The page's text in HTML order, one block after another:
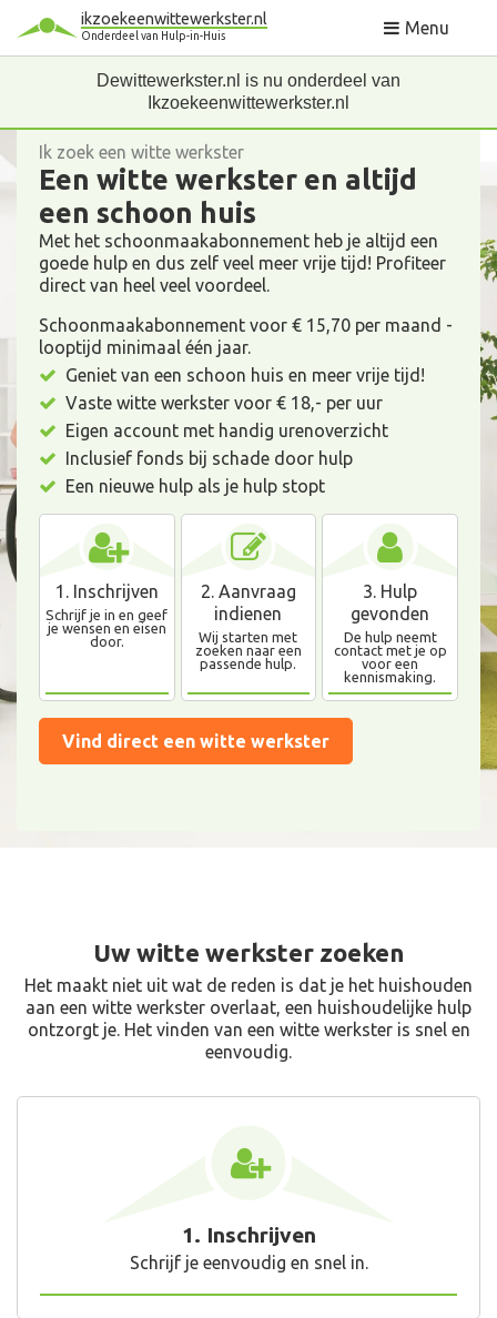
ikzoekeenwittewerkster.nl
Onderdeel van Hulp-in-Huis Menu
Dewittewerkster.nl is nu onderdeel van
Ikzoekeenwittewerkster.nl
Ik zoek een witte werkster
Een witte werkster en altijd
een schoon huis
Met het schoonmaakabonnement heb je altijd een
goede hulp en dus zelf veel meer vrije tijd! Profiteer
direct van heel veel voordeel.
Schoonmaakabonnement voor € 15,70 per maand -
looptijd minimaal één jaar.
Geniet van een schoon huis en meer vrije tijd!
Vaste witte werkster voor € 18,- per uur
Eigen account met handig urenoverzicht
Inclusief fonds bij schade door hulp
Een nieuwe hulp als je hulp stopt
1. Inschrijven
Schrijf je in en geef
je wensen en eisen
door.
2. Aanvraag
indienen
Wij starten met
zoeken naar een
passende hulp.
3. Hulp
gevonden
De hulp neemt
contact met je op
voor een
kennismaking.
Vind direct een witte werkster
Uw witte werkster zoeken
Het maakt niet uit wat de reden is dat je het huishouden
aan een witte werkster overlaat, een huishoudelijke hulp
ontzorgt je. Het vinden van een witte werkster is snel en
eenvoudig.
1. Inschrijven
Schrijf je eenvoudig en snel in.